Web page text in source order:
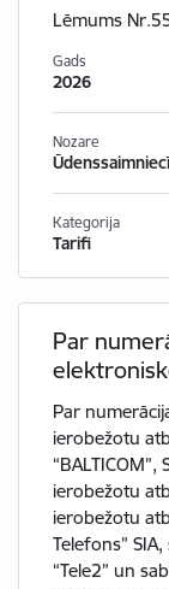
Lēmums
Gads
2026
Nozare
Kategorija
Tarifi
Par
Par
ierobežotu
“BALTICOM”,
ierobežotu
ierobežotu
Telefons”
“Tele2” un